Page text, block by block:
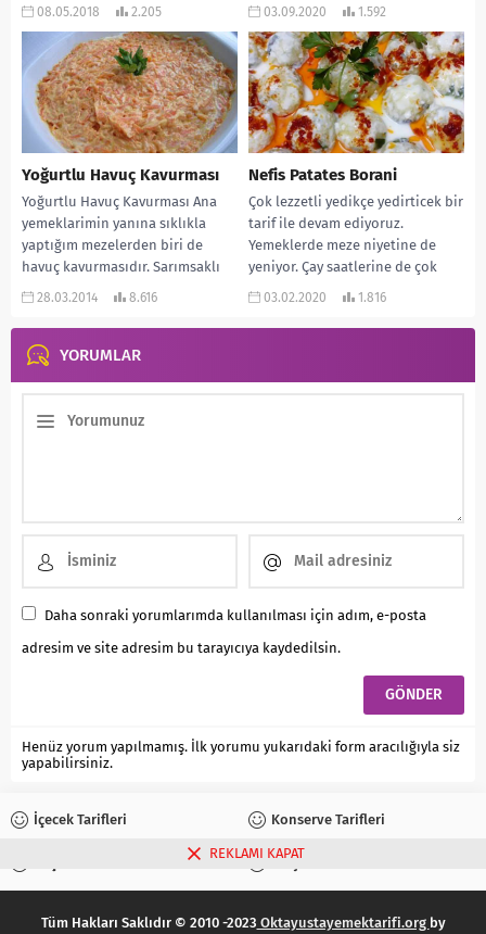
08.05.2018 2.205 03.09.2020 1.592
Yoğurtlu Havuç Kavurması
Yoğurtlu Havuç Kavurması Ana
yemeklarimin yanına sıklıkla
yaptığım mezelerden biri de
havuç kavurmasıdır. Sarımsaklı
yoğurtla harika olur. Yemeğe
28.03.2014 8.616
Nefis Patates Borani
Çok lezzetli yedikçe yedirticek bir
tarif ile devam ediyoruz.
Yemeklerde meze niyetine de
yeniyor. Çay saatlerine de çok
yakışıyor. Özellikle...
03.02.2020 1.816
YORUMLAR
Daha sonraki yorumlarımda kullanılması için adım, e-posta
adresim ve site adresim bu tarayıcıya kaydedilsin.
Henüz yorum yapılmamış. İlk yorumu yukarıdaki form aracılığıyla siz
yapabilirsiniz.
İçecek Tarifleri Konserve Tarifleri
Turşu Tarifleri
Tüm Hakları Saklıdır © 2010 -2023 Oktayustayemektarifi.org by
REKLAMI KAPAT